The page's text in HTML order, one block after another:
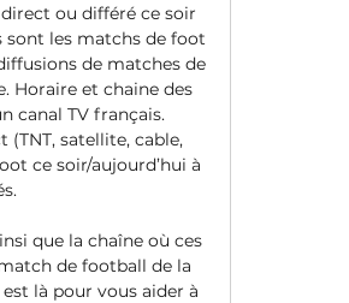
ou différé ce soir
sont les matchs de foot
de matches de
Horaire et chaine des
canal TV français.
satellite, cable,
ce soir/aujourd’hui à
que la chaîne où ces
de football de la
là pour vous aider à